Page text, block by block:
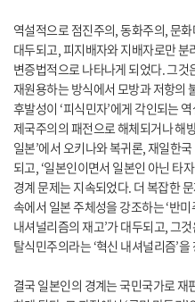
역설적으로 점진주의, 동화주의, 문
대두되고, 피지배자와 지배자로만
변증법적으로 나타나게 되었다. 그
재원용하는 방식에서 모방과 저항의
후발성이 ‘피식민자’에게 각인되는
제국주의의 패전으로 해체되거나 해
일본’에서 오키나와 복귀론, 재일한
되고, ‘일본인이면서 일본인 아닌 타
경계 문제는 지속되었다. 더 복잡한
속에서 일본 주체성을 강조하는 ‘반
내셔널리즘의 재고’가 대두되고, 그
탈식민주의라는 ‘혁신 내셔널리즘’을
결국 일본인의 경계는 국민국가로